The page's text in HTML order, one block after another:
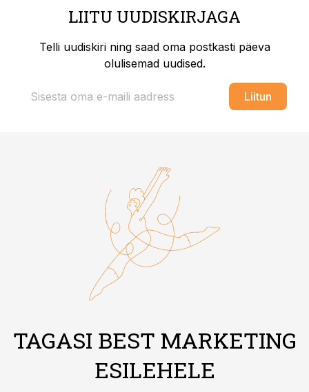
LIITU UUDISKIRJAGA
Telli uudiskiri ning saad oma postkasti päeva
olulisemad uudised.
Liitun
TAGASI BEST MARKETING
ESILEHELE